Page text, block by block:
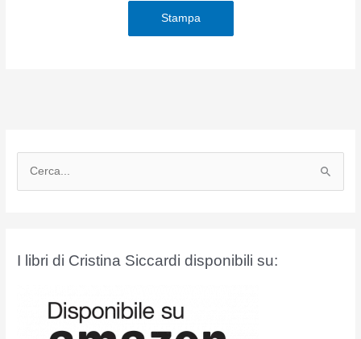
Stampa
I libri di Cristina Siccardi disponibili su: